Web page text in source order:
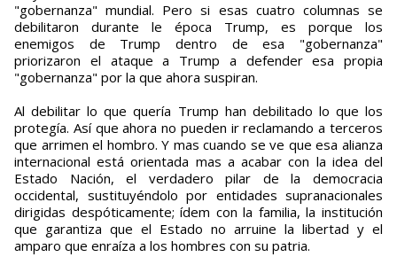
"gobernanza" mundial. Pero si esas cuatro columnas se
debilitaron durante le época Trump, es porque los
enemigos de Trump dentro de esa "gobernanza"
priorizaron el ataque a Trump a defender esa propia
"gobernanza" por la que ahora suspiran.
Al debilitar lo que quería Trump han debilitado lo que los
protegía. Así que ahora no pueden ir reclamando a terceros
que arrimen el hombro. Y mas cuando se ve que esa alianza
internacional está orientada mas a acabar con la idea del
Estado Nación, el verdadero pilar de la democracia
occidental, sustituyéndolo por entidades supranacionales
dirigidas despóticamente; ídem con la familia, la institución
que garantiza que el Estado no arruine la libertad y el
amparo que enraíza a los hombres con su patria.